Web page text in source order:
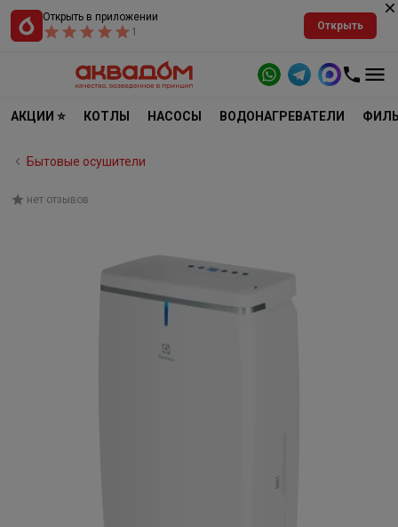
Открыть в приложении
1
Открыть
АКЦИИ ⭐ КОТЛЫ НАСОСЫ ВОДОНАГРЕВАТЕЛИ
Бытовые осушители
нет отзывов